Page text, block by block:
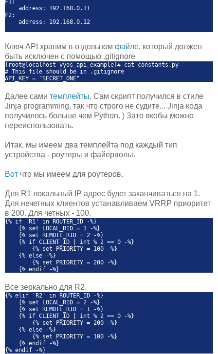
F1:
address: 192.168.0.11
F2:
address: 192.168.0.12
Ключ API храним в отдельном файле, который должен
быть исключен с помощью .gitignore
[root@localhost vyos_api_example]# cat constants.py
# This file should be in .gitignore
API_KEY = "SECRET_ONE"
Далее сами темплейты. Сам скрипт получился в стиле
Jinja programming, так что строго не судите... Jinja кода
получилось больше чем Python. ) Зато якобы можно
переиспользовать.
Итак, мы имеем два темплейта под каждый тип
устройства - роутеры и файерволы.
Вот что мы имеем для роутеров.
Для R1 локальный IP адрес будет заканчиваться на 1.
Для нечетных клиентов устанавливаем VRRP приоритет
в 200. Для четных - 100.
{% if 'R1' in ROUTER_ID -%}
{% set LOCAL_RID = 1 -%}
{% set REMOTE_RID = 2 -%}
{% if CLIENT_ID | int % 2 == 0 -%}
{% set PRIORITY = 100 -%}
{% else -%}
{% set PRIORITY = 200 -%}
{% endif -%}
Все зеркально для R2.
{% elif 'R2' in ROUTER_ID -%}
{% set LOCAL_RID = 2 -%}
{% set REMOTE_RID = 1 -%}
{% if CLIENT_ID | int % 2 == 0 -%}
{% set PRIORITY = 200 -%}
{% else -%}
{% set PRIORITY = 100 -%}
{% endif -%}
{% endif -%}